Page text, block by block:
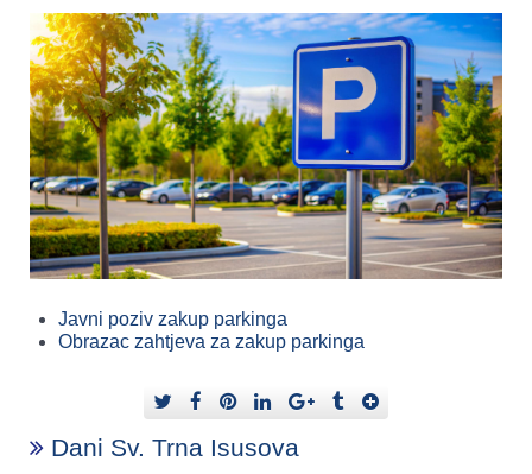
Javni poziv zakup parkinga
Obrazac zahtjeva za zakup parkinga
Dani Sv. Trna Isusova